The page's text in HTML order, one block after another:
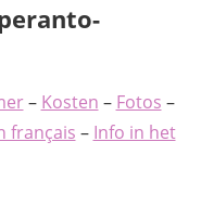
– Kosten – Fotos –
français – Info in het